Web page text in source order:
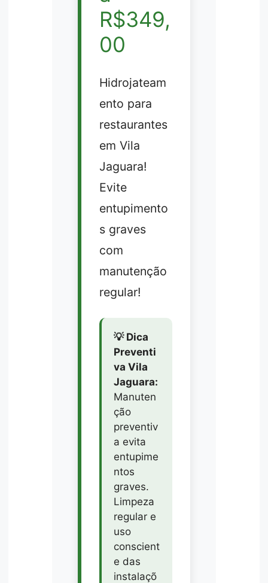
R$349,
00
Hidrojateam
ento para
restaurantes
em Vila
Jaguara!
Evite
entupimento
s graves
com
manutenção
regular!
💡 Dica
Preventi
va Vila
Jaguara:
Manuten
ção
preventiv
a evita
entupime
ntos
graves.
Limpeza
regular e
uso
conscient
e das
instalaçõ